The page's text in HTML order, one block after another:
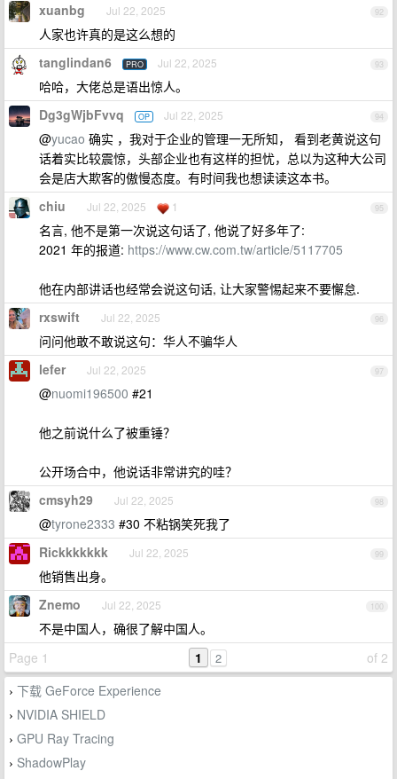
92
xuanbg Jul 22, 2025
人家也许真的是这么想的
93
tanglindan6 PRO Jul 22, 2025
哈哈，大佬总是语出惊人。
94
Dg3gWjbFvvq OP Jul 22, 2025
@yucao 确实 ，我对于企业的管理一无所知， 看到老黄说这句
话着实比较震惊，头部企业也有这样的担忧，总以为这种大公司
会是店大欺客的傲慢态度。有时间我也想读读这本书。
95
chiu Jul 22, 2025 1
名言, 他不是第一次说这句话了, 他说了好多年了:
2021 年的报道: https://www.cw.com.tw/article/5117705
他在内部讲话也经常会说这句话, 让大家警惕起来不要懈怠.
96
rxswift Jul 22, 2025
问问他敢不敢说这句：华人不骗华人
97
lefer Jul 22, 2025
@nuomi196500 #21
他之前说什么了被重锤？
公开场合中，他说话非常讲究的哇？
98
cmsyh29 Jul 22, 2025
@tyrone2333 #30 不粘锅笑死我了
99
Rickkkkkkk Jul 22, 2025
他销售出身。
100
Znemo Jul 22, 2025
不是中国人，确很了解中国人。
Page 1
of 2
1 2
› 下载 GeForce Experience
› NVIDIA SHIELD
› GPU Ray Tracing
› ShadowPlay